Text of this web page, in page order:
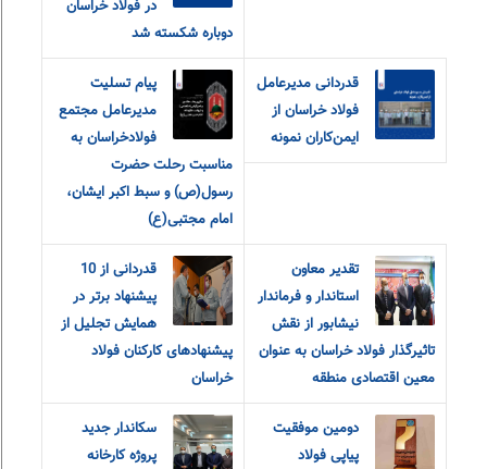
در فولاد خراسان
دوباره شکسته شد
قدردانی مدیرعامل
فولاد خراسان از
ایمن‌کاران نمونه
پیام‌ ‌تسلیت
مدیرعامل مجتمع
فولاد‌خراسان به
مناسبت رحلت حضرت
رسول(ص) و سبط اکبر ایشان،
امام مجتبی(ع)
تقدیر معاون
استاندار و فرماندار
نیشابور از نقش
تاثیرگذار فولاد خراسان به عنوان
معین اقتصادی منطقه
قدردانی از 10
پیشنهاد برتر در
همایش تجلیل از
پیشنهادهای کارکنان فولاد
خراسان
دومین موفقیت
پیاپی فولاد
سکاندار جدید
پروژه کارخانه